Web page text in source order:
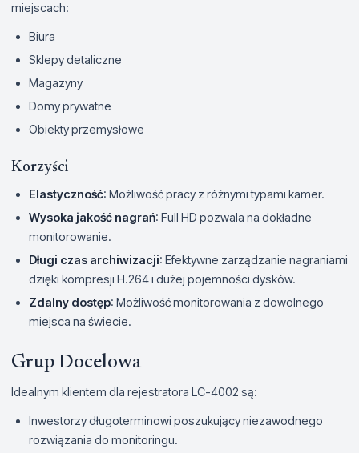
miejscach:
Biura
Sklepy detaliczne
Magazyny
Domy prywatne
Obiekty przemysłowe
Korzyści
Elastyczność: Możliwość pracy z różnymi typami kamer.
Wysoka jakość nagrań: Full HD pozwala na dokładne
monitorowanie.
Długi czas archiwizacji: Efektywne zarządzanie nagraniami
dzięki kompresji H.264 i dużej pojemności dysków.
Zdalny dostęp: Możliwość monitorowania z dowolnego
miejsca na świecie.
Grup Docelowa
Idealnym klientem dla rejestratora LC-4002 są:
Inwestorzy długoterminowi poszukujący niezawodnego
rozwiązania do monitoringu.